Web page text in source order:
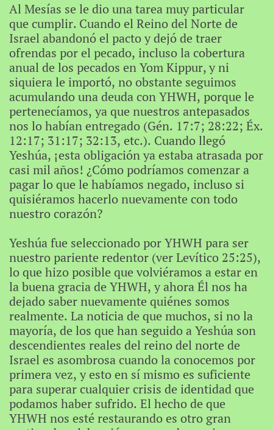
Al Mesías se le dio una tarea muy particular
que cumplir. Cuando el Reino del Norte de
Israel abandonó el pacto y dejó de traer
ofrendas por el pecado, incluso la cobertura
anual de los pecados en Yom Kippur, y ni
siquiera le importó, no obstante seguimos
acumulando una deuda con YHWH, porque le
pertenecíamos, ya que nuestros antepasados ​​
nos lo habían entregado (Gén. 17:7; 28:22; Éx.
12:17; 31:17; 32:13, etc.). Cuando llegó
Yeshúa, ¡esta obligación ya estaba atrasada por
casi mil años! ¿Cómo podríamos comenzar a
pagar lo que le habíamos negado, incluso si
quisiéramos hacerlo nuevamente con todo
nuestro corazón?
Yeshúa fue seleccionado por YHWH para ser
nuestro pariente redentor (ver Levítico 25:25),
lo que hizo posible que volviéramos a estar en
la buena gracia de YHWH, y ahora Él nos ha
dejado saber nuevamente quiénes somos
realmente. La noticia de que muchos, si no la
mayoría, de los que han seguido a Yeshúa son
descendientes reales del reino del norte de
Israel es asombrosa cuando la conocemos por
primera vez, y esto en sí mismo es suficiente
para superar cualquier crisis de identidad que
podamos haber sufrido. El hecho de que
YHWH nos esté restaurando es otro gran